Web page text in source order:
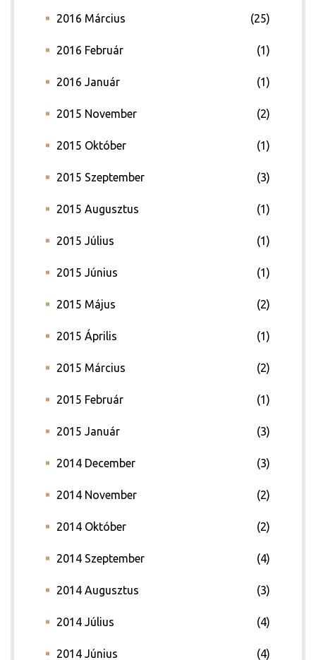
2016 Március (25)
2016 Február (1)
2016 Január (1)
2015 November (2)
2015 Október (1)
2015 Szeptember (3)
2015 Augusztus (1)
2015 Július (1)
2015 Június (1)
2015 Május (2)
2015 Április (1)
2015 Március (2)
2015 Február (1)
2015 Január (3)
2014 December (3)
2014 November (2)
2014 Október (2)
2014 Szeptember (4)
2014 Augusztus (3)
2014 Július (4)
2014 Június (4)